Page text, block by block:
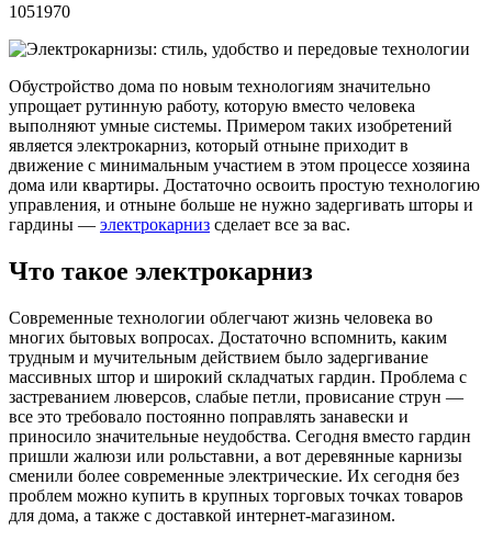
1051970
Обустройство дома по новым технологиям значительно
упрощает рутинную работу, которую вместо человека
выполняют умные системы. Примером таких изобретений
является электрокарниз, который отныне приходит в
движение с минимальным участием в этом процессе хозяина
дома или квартиры. Достаточно освоить простую технологию
управления, и отныне больше не нужно задергивать шторы и
гардины — электрокарниз сделает все за вас.
Что такое электрокарниз
Современные технологии облегчают жизнь человека во
многих бытовых вопросах. Достаточно вспомнить, каким
трудным и мучительным действием было задергивание
массивных штор и широкий складчатых гардин. Проблема с
застреванием люверсов, слабые петли, провисание струн —
все это требовало постоянно поправлять занавески и
приносило значительные неудобства. Сегодня вместо гардин
пришли жалюзи или рольставни, а вот деревянные карнизы
сменили более современные электрические. Их сегодня без
проблем можно купить в крупных торговых точках товаров
для дома, а также с доставкой интернет-магазином.